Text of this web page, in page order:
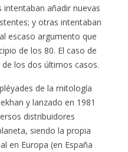
añadir nuevas
y otras intentaban
escaso argumento que
de los 80. El caso de
los dos últimos casos.
de la mitología
y lanzado en 1981
distribuidores
siendo la propia
en Europa (en España